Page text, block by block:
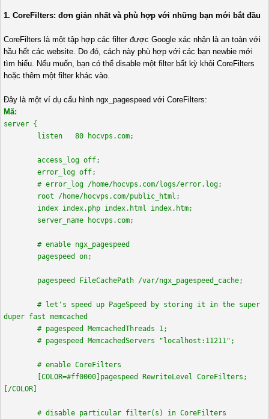
1. CoreFilters: đơn giản nhất và phù hợp với những bạn mới bắt đầu
CoreFilters là một tập hợp các filter được Google xác nhận là an toàn với
hầu hết các website. Do đó, cách này phù hợp với các bạn newbie mới
tìm hiểu. Nếu muốn, bạn có thể disable một filter bất kỳ khỏi CoreFilters
hoặc thêm một filter khác vào.
Đây là một ví dụ cấu hình ngx_pagespeed với CoreFilters:
Mã:
server {
listen 80 hocvps.com;
access_log off;
error_log off;
# error_log /home/hocvps.com/logs/error.log;
root /home/hocvps.com/public_html;
index index.php index.html index.htm;
server_name hocvps.com;
# enable ngx_pagespeed
pagespeed on;
pagespeed FileCachePath /var/ngx_pagespeed_cache;
# let's speed up PageSpeed by storing it in the super
duper fast memcached
# pagespeed MemcachedThreads 1;
# pagespeed MemcachedServers "localhost:11211";
# enable CoreFilters
[COLOR=#ff0000]pagespeed RewriteLevel CoreFilters;
[/COLOR]
# disable particular filter(s) in CoreFilters